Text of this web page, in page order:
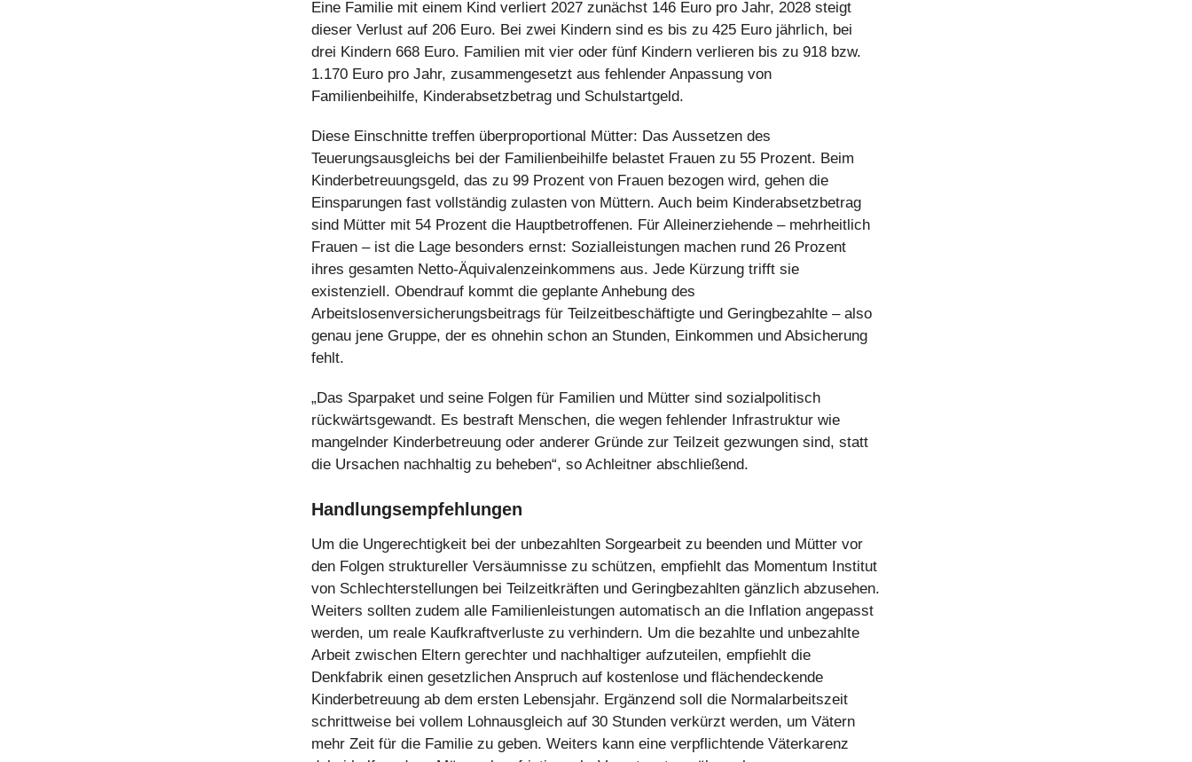
Eine Familie mit einem Kind verliert 2027 zunächst 146 Euro pro Jahr, 2028 steigt
dieser Verlust auf 206 Euro. Bei zwei Kindern sind es bis zu 425 Euro jährlich, bei
drei Kindern 668 Euro. Familien mit vier oder fünf Kindern verlieren bis zu 918 bzw.
1.170 Euro pro Jahr, zusammengesetzt aus fehlender Anpassung von
Familienbeihilfe, Kinderabsetzbetrag und Schulstartgeld.
Diese Einschnitte treffen überproportional Mütter: Das Aussetzen des
Teuerungsausgleichs bei der Familienbeihilfe belastet Frauen zu 55 Prozent. Beim
Kinderbetreuungsgeld, das zu 99 Prozent von Frauen bezogen wird, gehen die
Einsparungen fast vollständig zulasten von Müttern. Auch beim Kinderabsetzbetrag
sind Mütter mit 54 Prozent die Hauptbetroffenen. Für Alleinerziehende – mehrheitlich
Frauen – ist die Lage besonders ernst: Sozialleistungen machen rund 26 Prozent
ihres gesamten Netto-Äquivalenzeinkommens aus. Jede Kürzung trifft sie
existenziell. Obendrauf kommt die geplante Anhebung des
Arbeitslosenversicherungsbeitrags für Teilzeitbeschäftigte und Geringbezahlte – also
genau jene Gruppe, der es ohnehin schon an Stunden, Einkommen und Absicherung
fehlt.
„Das Sparpaket und seine Folgen für Familien und Mütter sind sozialpolitisch
rückwärtsgewandt. Es bestraft Menschen, die wegen fehlender Infrastruktur wie
mangelnder Kinderbetreuung oder anderer Gründe zur Teilzeit gezwungen sind, statt
die Ursachen nachhaltig zu beheben“, so Achleitner abschließend.
Handlungsempfehlungen
Um die Ungerechtigkeit bei der unbezahlten Sorgearbeit zu beenden und Mütter vor
den Folgen struktureller Versäumnisse zu schützen, empfiehlt das Momentum Institut
von Schlechterstellungen bei Teilzeitkräften und Geringbezahlten gänzlich abzusehen.
Weiters sollten zudem alle Familienleistungen automatisch an die Inflation angepasst
werden, um reale Kaufkraftverluste zu verhindern. Um die bezahlte und unbezahlte
Arbeit zwischen Eltern gerechter und nachhaltiger aufzuteilen, empfiehlt die
Denkfabrik einen gesetzlichen Anspruch auf kostenlose und flächendeckende
Kinderbetreuung ab dem ersten Lebensjahr. Ergänzend soll die Normalarbeitszeit
schrittweise bei vollem Lohnausgleich auf 30 Stunden verkürzt werden, um Vätern
mehr Zeit für die Familie zu geben. Weiters kann eine verpflichtende Väterkarenz